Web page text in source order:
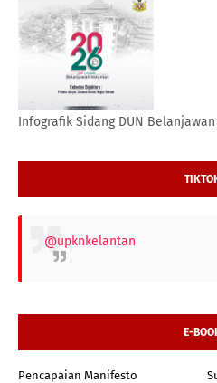
Infografik Sidang DUN
@upknkelantan
E-
Pencapaian Manifesto